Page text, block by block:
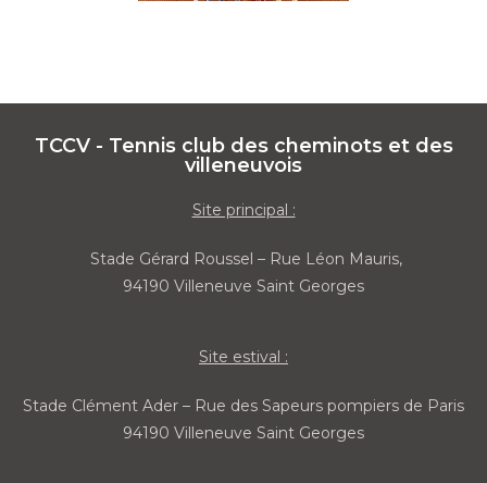
TCCV - Tennis club des cheminots et des
villeneuvois
Site principal :
Stade Gérard Roussel – Rue Léon Mauris,
94190 Villeneuve Saint Georges
Site estival :
Stade Clément Ader – Rue des Sapeurs pompiers de Paris
94190 Villeneuve Saint Georges